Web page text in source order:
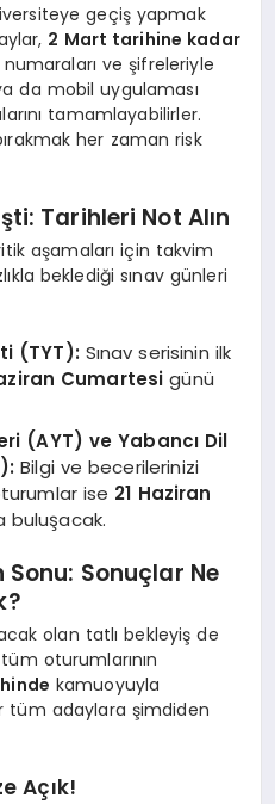
geçiş yapmak
2 Mart tarihine kadar
ve şifreleriyle
da mobil uygulaması
tamamlayabilirler.
her zaman risk
Tarihleri Not Alın
aşamaları için takvim
beklediği sınav günleri
(TYT): Sınav serisinin ilk
Cumartesi günü
(AYT) ve Yabancı Dil
Bilgi ve becerilerinizi
ise 21 Haziran
buluşacak.
Sonu: Sonuçlar Ne
olan tatlı bekleyiş de
oturumlarının
kamuoyuyla
tüm adaylara şimdiden
Açık!